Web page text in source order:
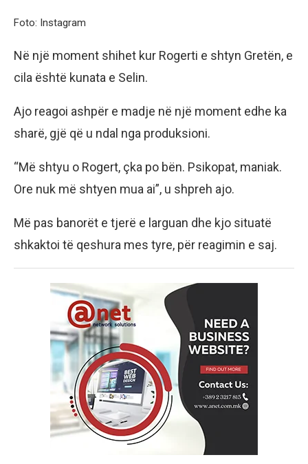
Foto: Instagram
Në një moment shihet kur Rogerti e shtyn Gretën, e
cila është kunata e Selin.
Ajo reagoi ashpër e madje në një moment edhe ka
sharë, gjë që u ndal nga produksioni.
“Më shtyu o Rogert, çka po bën. Psikopat, maniak.
Ore nuk më shtyen mua ai”, u shpreh ajo.
Më pas banorët e tjerë e larguan dhe kjo situatë
shkaktoi të qeshura mes tyre, për reagimin e saj.